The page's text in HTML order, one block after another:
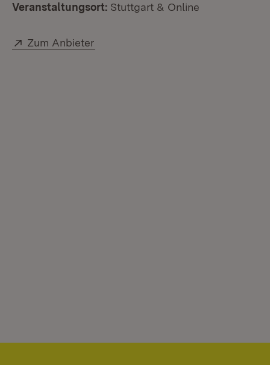
Veranstaltungsort: Stuttgart & Online
Extern:
Zum Anbieter